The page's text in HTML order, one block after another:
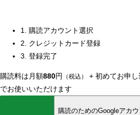
1. 購読アカウント選択
2. クレジットカード登録
3. 登録完了
購読料は月額880円 （税込） + 初めてお申
でお使いいただけます
購読のためのGoogleアカ